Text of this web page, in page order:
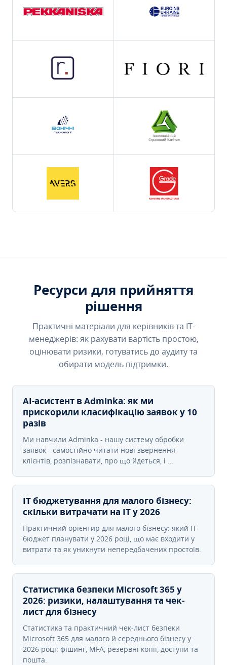
Ресурси для прийняття
рішення
Практичні матеріали для керівників та IT-
менеджерів: як рахувати вартість простою,
оцінювати ризики, готуватись до аудиту та
обирати модель підтримки.
AI-асистент в Adminka: як ми
прискорили класифікацію заявок у 10
разів
Ми навчили Adminka - нашу систему обробки
заявок - самостійно читати нові звернення
клієнтів, розпізнавати, про що йдеться, і …
IT бюджетування для малого бізнесу:
скільки витрачати на IT у 2026
Практичний орієнтир для малого бізнесу: який IT-
бюджет планувати у 2026 році, що має входити у
витрати та як уникнути непередбачених простоїв.
Статистика безпеки Microsoft 365 у
2026: ризики, налаштування та чек-
лист для бізнесу
Статистика та практичний чек-лист безпеки
Microsoft 365 для малого й середнього бізнесу у
2026 році: фішинг, MFA, резервні копії, доступи та
пошта.